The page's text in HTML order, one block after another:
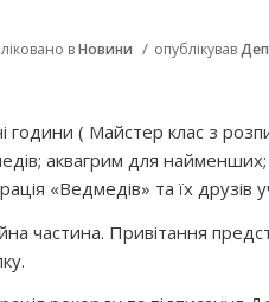
вНовини / опублікував
години ( Майстер клас з
аквагрим для найменших;
«Ведмедів» та їх друзів
частина. Привітання